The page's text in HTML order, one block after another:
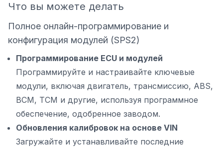
Что вы можете делать
Полное онлайн-программирование и
конфигурация модулей (SPS2)
Программирование ECU и модулей
Программируйте и настраивайте ключевые
модули, включая двигатель, трансмиссию, ABS,
BCM, TCM и другие, используя программное
обеспечение, одобренное заводом.
Обновления калибровок на основе VIN
Загружайте и устанавливайте последние